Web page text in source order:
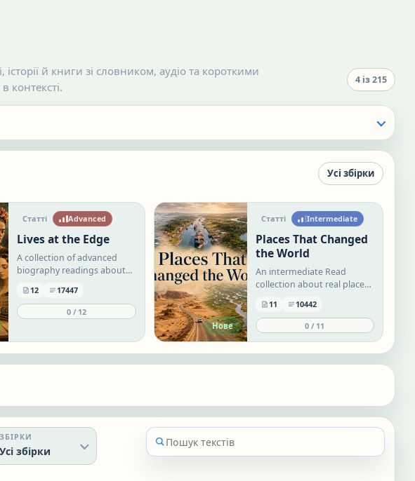
історії й книги зі словником, аудіо та короткими
контексті.
4 із215
Усі збірки
Статті Advanced
Lives at the Edge
A collection of advanced
biography readings about
courage, work, and
contradictions changed
how the world thinks. Each
story, strong editorial angle,
12 17447
0/ 12
Нове
Статті Intermediate
Places That Changed
the World
An intermediate Read
collection about real places
economy, or culture
changed how people live.
Each lesson explains why a
11 10442
0 / 11
ЗБІРКИ
Усі збірки